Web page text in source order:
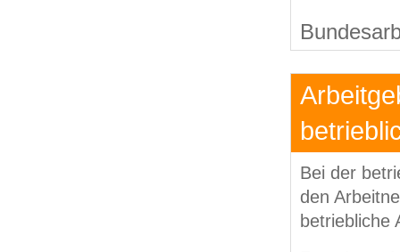
Bei der
den
betriebliche